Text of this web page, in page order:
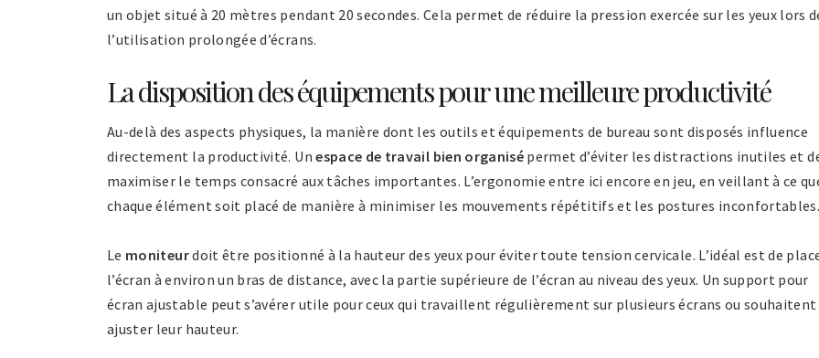
un objet situé à 20 mètres pendant 20 secondes. Cela permet de réduire la pression exercée sur les yeux lors
l’utilisation prolongée d’écrans.
La disposition des équipements pour une meilleure productivité
Au-delà des aspects physiques, la manière dont les outils et équipements de bureau sont disposés influence
directement la productivité. Unespace de travail bien organisé permet d’éviter les distractions inutiles et
maximiser le temps consacré aux tâches importantes. L’ergonomie entre ici encore en jeu, en veillant à ce
chaque élément soit placé de manière à minimiser les mouvements répétitifs et les postures inconfortables.
Le moniteurdoit être positionné à la hauteur des yeux pour éviter toute tension cervicale. L’idéal est de
l’écran à environ un bras de distance, avec la partie supérieure de l’écran au niveau des yeux. Un support pour
écran ajustable peut s’avérer utile pour ceux qui travaillent régulièrement sur plusieurs écrans ou souhaitent
ajuster leur hauteur.